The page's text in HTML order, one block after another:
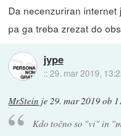
Da necenzuriran
pa ga treba zrezat do
jype
::29. mar 2019,
MrStein je29. mar 2019 ob
Kdo točno so "vi" in